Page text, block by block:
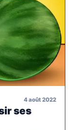
4 août 2022
ses